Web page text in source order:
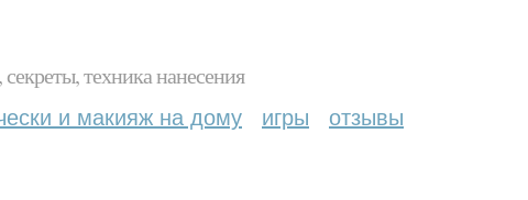
техника нанесения
и макияж на дому игры отзывы